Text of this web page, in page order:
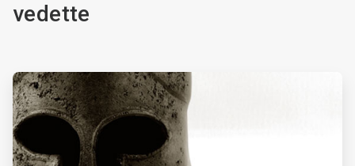
vedette
ArticleTile
1
de
2